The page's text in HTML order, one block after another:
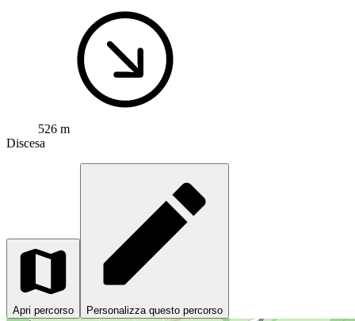
526 m
Discesa
Apri percorso Personalizza questo percorso